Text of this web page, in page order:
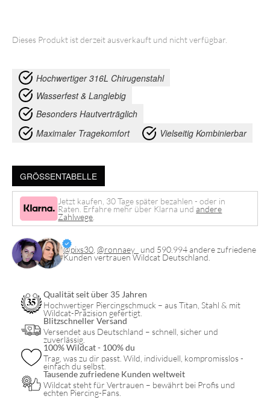
Hochwertiger 316L Chirugenstahl
Wasserfest & Langlebig
Besonders Hautverträglich
Maximaler Tragekomfort
Vielseitig Kombinierbar
Dieses Produkt ist derzeit ausverkauft und nicht verfügbar.
GRÖSSENTABELLE
Jetzt kaufen, 30 Tage später bezahlen - oder in
Raten. Erfahre mehr über Klarna undandere
Zahlwege
@pixs30 @ronnaey_ und 590.994 andere zufriedene
Kunden vertrauen Wildcat Deutschland.
Qualität seit über 35 Jahren
Hochwertiger Piercingschmuck – aus Titan, Stahl & mit
Wildcat-Präzision gefertigt.
Blitzschneller Versand
Versendet aus Deutschland – schnell, sicher und
zuverlässig.
100% Wildcat - 100% du
Trag, was zu dir passt. Wild, individuell, kompromisslos -
einfach du selbst.
Tausende zufriedene Kunden weltweit
Wildcat steht für Vertrauen – bewährt bei Profis und
echten Piercing-Fans.